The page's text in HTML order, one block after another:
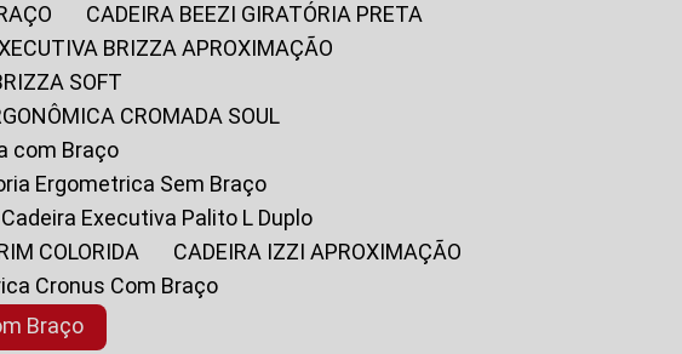
CADEIRA BEEZI GIRATÓRIA PRETA
BRIZZA APROXIMAÇÃO
SOFT
CROMADA SOUL
com Braço
Ergometrica Sem Braço
Cadeira Executiva Palito L Duplo
COLORIDA
CADEIRA IZZI APROXIMAÇÃO
Cronus Com Braço
Braço